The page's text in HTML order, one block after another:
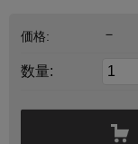
価格: －
数量: